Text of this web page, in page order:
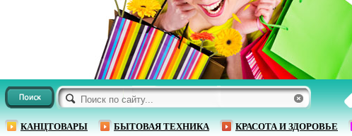
КАНЦТОВАРЫ БЫТОВАЯ ТЕХНИКА КРАСОТА И ЗДОРОВЬЕ